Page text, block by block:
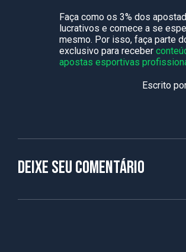
Faça como os 3% dos
lucrativos e comece a se
mesmo. Por isso, faça parte
exclusivo para receber
apostas esportivas
Escrito
Deixe seu comentário